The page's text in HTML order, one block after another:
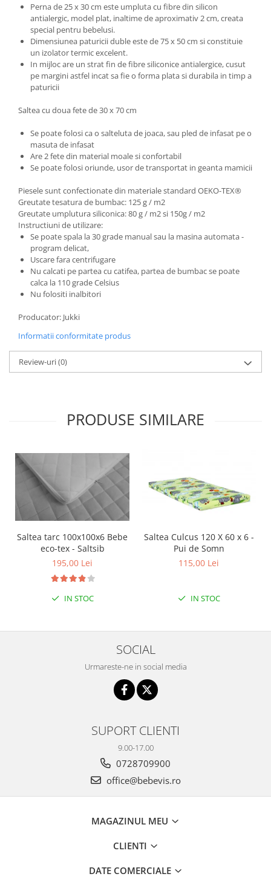
Articole de plaja
Jucarii pentru copii
Aparate fitness
Benzi de Alergare
Biciclete Fitness
Steppere Fitness
Biciclete Eliptice
Aparate Fitness de Vaslit
Aparate Vibromasaj si accesorii
masaj
Box
Bare - Discuri - Greutati
Saltele si Covoare sport Fitness
sau Yoga
Alte Sporturi
Mingi fitness si medicinale
Scara antrenament
Interfoane, Sterilizatoare,
Electronice diverse
Umidificatoare electrice aer
Aparate aerosoli
Aparate diverse
Aspirator nazal
Pompe san
Robot de bucatarie
Tensiometre
Termometre camera si baie
Termometre copii si bebe
Perna de 25 x 30 cm este umpluta cu fibre din silicon
antialergic, model plat, inaltime de aproximativ 2 cm, creata
special pentru bebelusi.
Dimensiunea paturicii duble este de 75 x 50 cm si constituie
un izolator termic excelent.
In mijloc are un strat fin de fibre siliconice antialergice, cusut
pe margini astfel incat sa fie o forma plata si durabila in timp a
paturicii
Saltea cu doua fete de 30 x 70 cm
Se poate folosi ca o salteluta de joaca, sau pled de infasat pe o
masuta de infasat
Are 2 fete din material moale si confortabil
Se poate folosi oriunde, usor de transportat in geanta mamicii
Piesele sunt confectionate din materiale standard OEKO-TEX®
Greutate tesatura de bumbac: 125 g / m2
Greutate umplutura siliconica: 80 g / m2 si 150g / m2
Instructiuni de utilizare:
Se poate spala la 30 grade manual sau la masina automata -
program delicat,
Uscare fara centrifugare
Nu calcati pe partea cu catifea, partea de bumbac se poate
calca la 110 grade Celsius
Nu folositi inalbitori
Producator: Jukki
Informatii conformitate produs
Review-uri(0)
PRODUSE SIMILARE
Saltea tarc 100x100x6 Bebe
eco-tex - Saltsib
195,00 Lei
IN STOC
Saltea Culcus 120 X 60 x 6 -
Pui de Somn
115,00 Lei
IN STOC
SOCIAL
Urmareste-ne in social media
SUPORT CLIENTI
9.00-17.00
0728709900
office@bebevis.ro
MAGAZINUL MEU
CLIENTI
DATE COMERCIALE